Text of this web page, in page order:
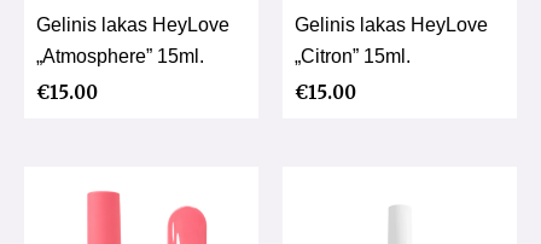
Gelinis lakas HeyLove
„Atmosphere” 15ml.
€15.00
Gelinis lakas HeyLove
„Citron” 15ml.
€15.00